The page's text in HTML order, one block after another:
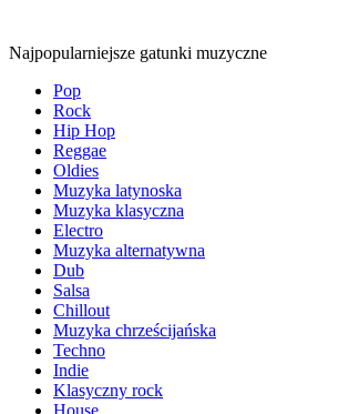
Najpopularniejsze gatunki muzyczne
Pop
Rock
Hip Hop
Reggae
Oldies
Muzyka latynoska
Muzyka klasyczna
Electro
Muzyka alternatywna
Dub
Salsa
Chillout
Muzyka chrześcijańska
Techno
Indie
Klasyczny rock